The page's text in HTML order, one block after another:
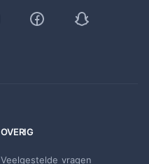
OVERIG
Veelgestelde vragen